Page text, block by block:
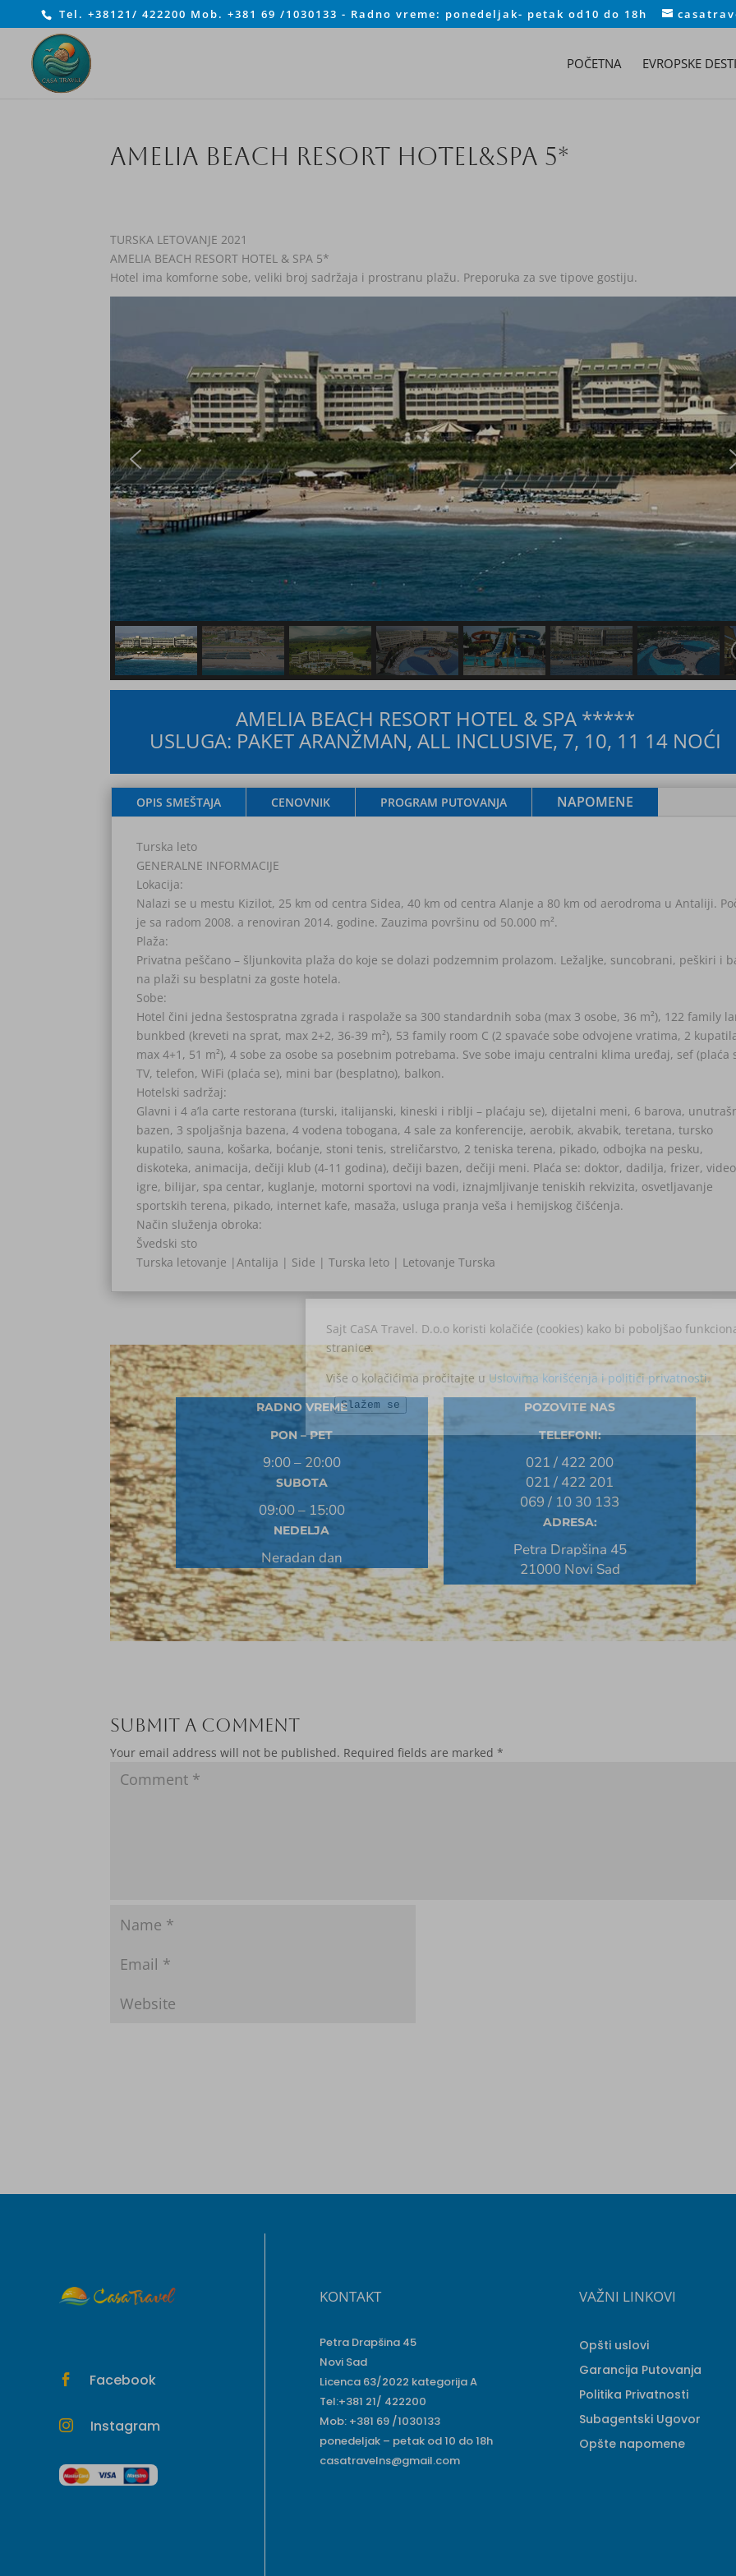
Tel. +38121/ 422200 Mob. +381 69 /1030133 - Radno vreme: ponedeljak- petak od10 do 18h
POČETNA EVROPSKE
AMELIA BEACH RESORT HOTEL&SPA 5*
TURSKA LETOVANJE 2021
AMELIA BEACH RESORT HOTEL & SPA 5*
Hotel ima komforne sobe, veliki broj sadržaja i prostranu plažu. Preporuka za sve tipove gostiju.
AMELIA BEACH RESORT HOTEL & SPA *****
USLUGA: PAKET ARANŽMAN, ALL INCLUSIVE, 7, 10, 11 14 NOĆI
OPIS SMEŠTAJA CENOVNIK PROGRAM PUTOVANJA NAPOMENE
Turska leto
GENERALNE INFORMACIJE
Lokacija:
Nalazi se u mestu Kizilot, 25 km od centra Sidea, 40 km od centra Alanje a 80 km od aerodroma u Antaliji.
je sa radom 2008. a renoviran 2014. godine. Zauzima površinu od 50.000 m².
Plaža:
Privatna peščano – šljunkovita plaža do koje se dolazi podzemnim prolazom. Ležaljke, suncobrani, peškiri i
na plaži su besplatni za goste hotela.
Sobe:
Hotel čini jedna šestospratna zgrada i raspolaže sa 300 standardnih soba (max 3 osobe, 36 m²), 122 family
bunkbed (kreveti na sprat, max 2+2, 36-39 m²), 53 family room C (2 spavaće sobe odvojene vratima, 2
max 4+1, 51 m²), 4 sobe za osobe sa posebnim potrebama. Sve sobe imaju centralni klima uređaj, sef (plaća
TV, telefon, WiFi (plaća se), mini bar (besplatno), balkon.
Hotelski sadržaj:
Glavni i 4 a’la carte restorana (turski, italijanski, kineski i riblji – plaćaju se), dijetalni meni, 6 barova,
bazen, 3 spoljašnja bazena, 4 vodena tobogana, 4 sale za konferencije, aerobik, akvabik, teretana, tursko
kupatilo, sauna, košarka, boćanje, stoni tenis, streličarstvo, 2 teniska terena, pikado, odbojka na pesku,
diskoteka, animacija, dečiji klub (4-11 godina), dečiji bazen, dečiji meni. Plaća se: doktor, dadilja, frizer, video
igre, bilijar, spa centar, kuglanje, motorni sportovi na vodi, iznajmljivanje teniskih rekvizita, osvetljavanje
sportskih terena, pikado, internet kafe, masaža, usluga pranja veša i hemijskog čišćenja.
Način služenja obroka:
Švedski sto
Turska letovanje |Antalija | Side | Turska leto | Letovanje Turska
RADNO VREME
PON – PET
9:00 – 20:00
SUBOTA
09:00 – 15:00
NEDELJA
Neradan dan
POZOVITE NAS
TELEFONI:
021 / 422 200
021 / 422 201
069 / 10 30 133
ADRESA:
Petra Drapšina 45
21000 Novi Sad
Submit a Comment
Your email address will not be published. Required fields are marked*
 Facebook
 Instagram
KONTAKT
Petra Drapšina 45
Novi Sad
Licenca 63/2022 kategorija A
Tel:+381 21/ 422200
Mob: +381 69 /1030133
ponedeljak – petak od 10 do 18h
casatravelns@gmail.com
VAŽNI LINKOVI
Opšti uslovi
Garancija Putovanja
Politika Privatnosti
Subagentski Ugovor
Opšte napomene
Sajt CaSA Travel. D.o.o koristi kolačiće (cookies) kako bi poboljšao
stranice.
Više o kolačićima pročitajte u Uslovima korišćenja i politici privatnosti.
Slažem se